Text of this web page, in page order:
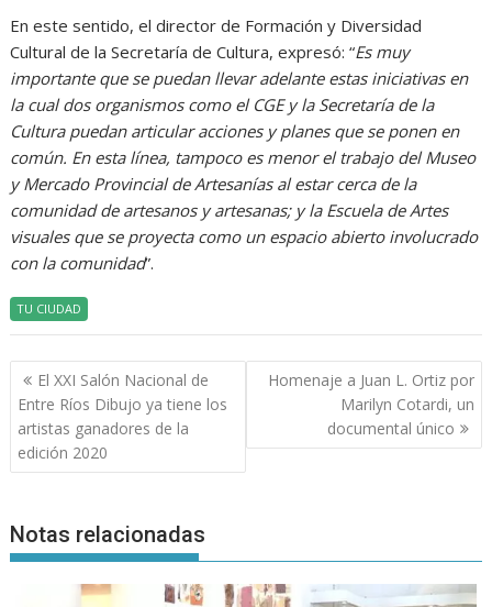
En este sentido, el director de Formación y Diversidad
Cultural de la Secretaría de Cultura, expresó: “Es muy
importante que se puedan llevar adelante estas iniciativas en
la cual dos organismos como el CGE y la Secretaría de la
Cultura puedan articular acciones y planes que se ponen en
común. En esta línea, tampoco es menor el trabajo del Museo
y Mercado Provincial de Artesanías al estar cerca de la
comunidad de artesanos y artesanas; y la Escuela de Artes
visuales que se proyecta como un espacio abierto involucrado
con la comunidad”.
TU CIUDAD
Navegación
de
entradas
El XXI Salón Nacional de
Entre Ríos Dibujo ya tiene los
artistas ganadores de la
edición 2020
Homenaje a Juan L. Ortiz por
Marilyn Cotardi, un
documental único
Notas relacionadas